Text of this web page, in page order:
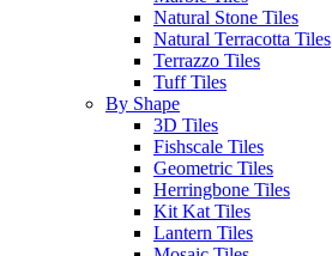
Natural Stone Tiles
Natural Terracotta Tiles
Terrazzo Tiles
Tuff Tiles
By Shape
3D Tiles
Fishscale Tiles
Geometric Tiles
Herringbone Tiles
Kit Kat Tiles
Lantern Tiles